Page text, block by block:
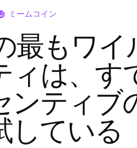
ミームコイン
最もワイ
ィは、す
ンティブ
している